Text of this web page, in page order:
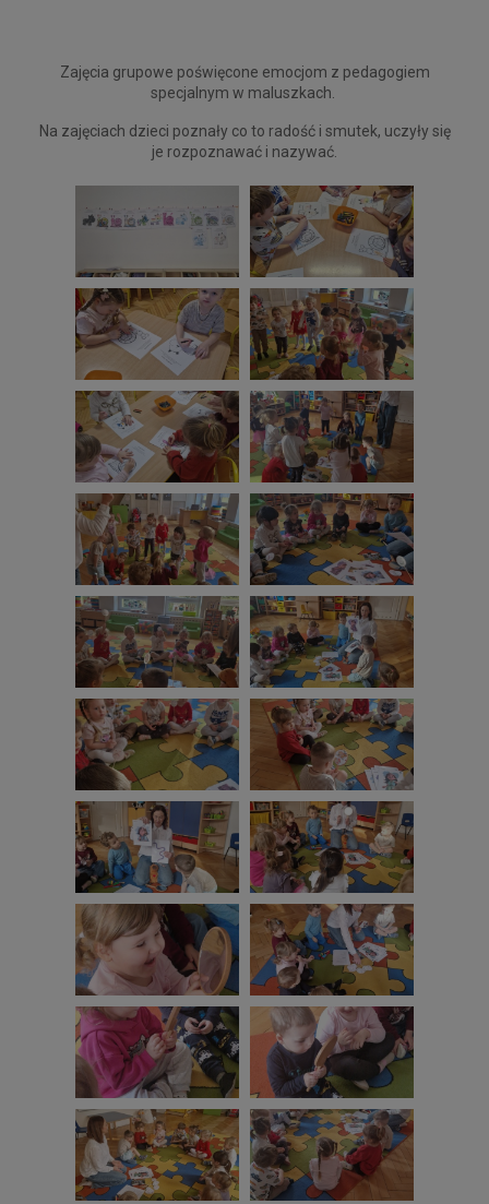
Zajęcia grupowe poświęcone emocjom z pedagogiem
specjalnym w maluszkach.
Na zajęciach dzieci poznały co to radość i smutek, uczyły się
je rozpoznawać i nazywać.